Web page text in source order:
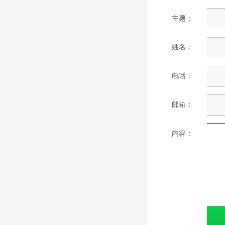
主题：
姓名：
电话：
邮箱：
内容：